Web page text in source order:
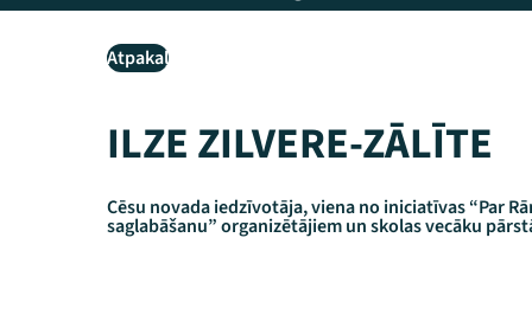
Atpakaļ
ILZE ZILVERE-ZĀLĪTE
Cēsu novada iedzīvotāja, viena no iniciatīvas “Par
saglabāšanu” organizētājiem un skolas vecāku